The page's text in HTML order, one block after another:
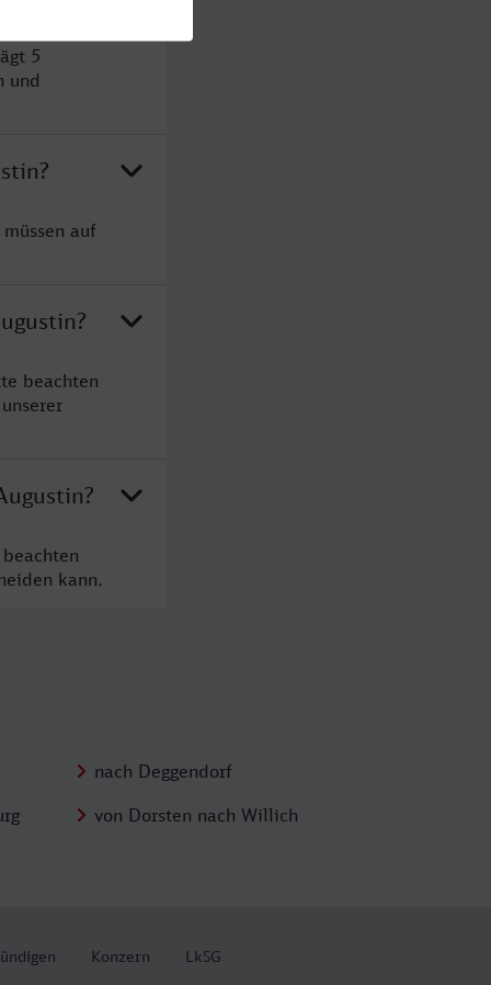
5
und
auf
beachten
kann.
nach Deggendorf
von Dorsten nach Willich
Konzern LkSG